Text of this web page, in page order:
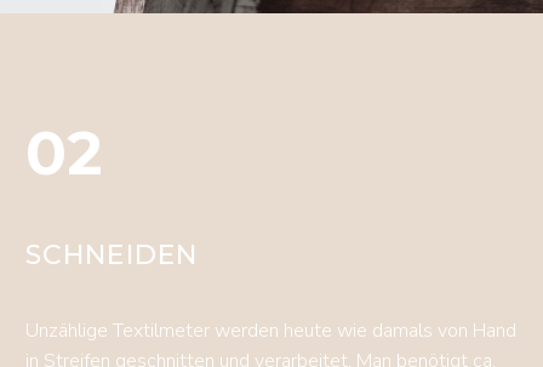
02
SCHNEIDEN
Unzählige Textilmeter werden heute wie damals von Hand
in Streifen geschnitten und verarbeitet. Man benötigt ca.